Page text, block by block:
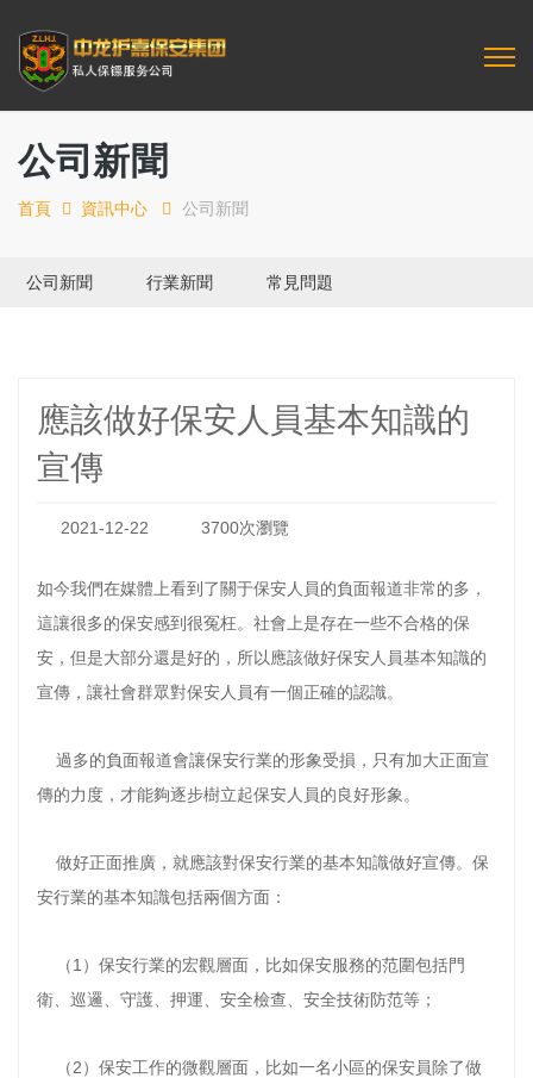
公司新聞
首頁 資訊中心 公司新聞
公司新聞 行業新聞 常見問題
應該做好保安人員基本知識的
宣傳
2021-12-22 3700次瀏覽
如今我們在媒體上看到了關于保安人員的負面報道非常的多，
這讓很多的保安感到很冤枉。社會上是存在一些不合格的保
安，但是大部分還是好的，所以應該做好保安人員基本知識的
宣傳，讓社會群眾對保安人員有一個正確的認識。
過多的負面報道會讓保安行業的形象受損，只有加大正面宣
傳的力度，才能夠逐步樹立起保安人員的良好形象。
做好正面推廣，就應該對保安行業的基本知識做好宣傳。保
安行業的基本知識包括兩個方面：
（1）保安行業的宏觀層面，比如保安服務的范圍包括門
衛、巡邏、守護、押運、安全檢查、安全技術防范等；
（2）保安工作的微觀層面，比如一名小區的保安員除了做